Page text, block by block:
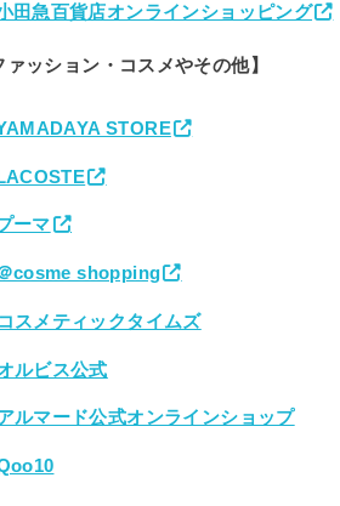
田急百貨店オンラインショッピング
ァッション・コスメやその他】
STORE
ーマ
cosme shopping
コスメティックタイムズ
ルビス公式
ルマード公式オンラインショップ